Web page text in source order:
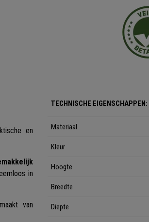
en
in
van
TECHNISCHE EIGENSCHAPPEN:
Materiaal
Kleur
Hoogte
Breedte
Diepte